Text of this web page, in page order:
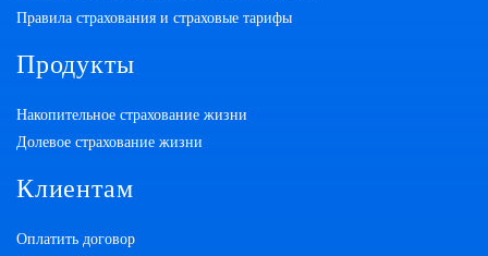
Правила страхования и страховые тарифы
Продукты
Накопительное страхование жизни
Долевое страхование жизни
Клиентам
Оплатить договор